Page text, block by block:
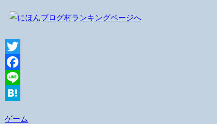
Twitter
Facebook
Line
ゲーム